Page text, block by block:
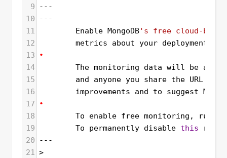
9
---
10
---
11
Enable MongoDB's free cloud-
12
metrics about your deployment
13
•
14
The monitoring data will be
15
and anyone you share the URL
16
improvements and to suggest
17
•
18
To enable free monitoring , run
19
To permanently disable this
20
---
21 >